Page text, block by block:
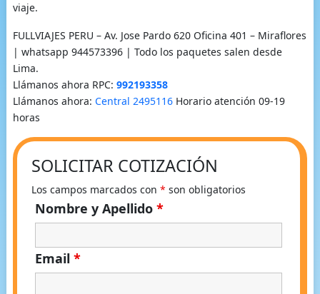
viaje.
FULLVIAJES PERU – Av. Jose Pardo 620 Oficina 401 – Miraflores
| whatsapp 944573396 | Todo los paquetes salen desde
Lima.
Llámanos ahora RPC: 992193358
Llámanos ahora: Central 2495116Horario atención 09-19
horas
SOLICITAR COTIZACIÓN
Los campos marcados con * son obligatorios
Nombre y Apellido *
Email *